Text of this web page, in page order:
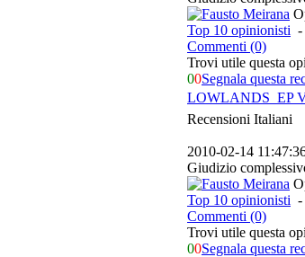
Top 10 opinionisti -
Commenti (0)
Trovi utile questa
00Segnala questa
LOWLANDS  EP
Recensioni Italiani
2010-02-14
Giudizio
Top 10 opinionisti -
Commenti (0)
Trovi utile questa
00Segnala questa